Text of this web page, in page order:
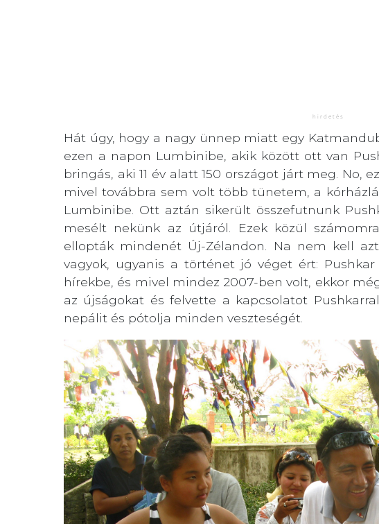
Hát úgy, hogy a nagy ünnep miatt egy
ezen a napon Lumbinibe, akik között ott van
bringás, aki 11 év alatt 150 országot járt meg. No,
mivel továbbra sem volt több tünetem, a
Lumbinibe. Ott aztán sikerült összefutnunk
mesélt nekünk az útjáról. Ezek közül
ellopták mindenét Új-Zélandon. Na nem kell
vagyok, ugyanis a történet jó véget ért:
hírekbe, és mivel mindez 2007-ben volt, ekkor
az újságokat és felvette a kapcsolatot
nepálit és pótolja minden veszteségét.